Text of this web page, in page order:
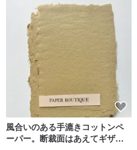
風合いのある手漉きコットンペ
ーパー。断裁面はあえてギザギ